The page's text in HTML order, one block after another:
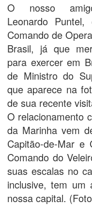
O nosso amigo
Leonardo
Comando de
Brasil, já que
para exercer em
de Ministro do
que aparece na
de sua recente
O relacionamento
da Marinha vem
Capitão-de-Mar e
Comando do
suas escalas no
inclusive, tem um
nossa capital.